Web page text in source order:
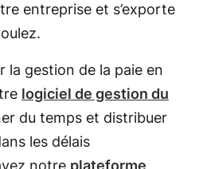
entreprise et s’exporte
la gestion de la paie en
logiciel de gestion du
du temps et distribuer
les délais
notre plateforme